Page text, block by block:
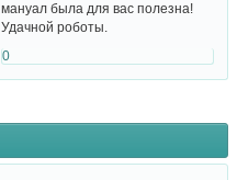
мануал была для вас полезна!
Удачной роботы.
0